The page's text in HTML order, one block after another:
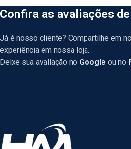
Confira as avaliações
Já é nosso cliente? Compartilhe em
experiência em nossa loja.
Deixe sua avaliação no Google ou no